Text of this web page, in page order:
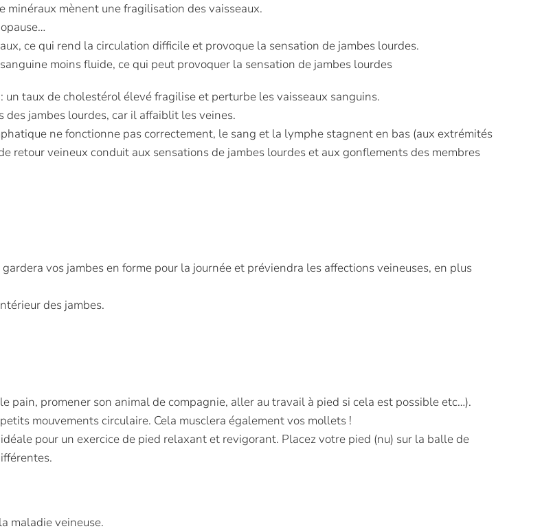
minéraux mènent une fragilisation des vaisseaux.
ce qui rend la circulation difficile et provoque la sensation de jambes lourdes.
moins fluide, ce qui peut provoquer la sensation de jambes lourdes
taux de cholestérol élevé fragilise et perturbe les vaisseaux sanguins.
jambes lourdes, car il affaiblit les veines.
ne fonctionne pas correctement, le sang et la lymphe stagnent en bas (aux extrémités
retour veineux conduit aux sensations de jambes lourdes et aux gonflements des membres
vos jambes en forme pour la journée et préviendra les affections veineuses, en plus
des jambes.
pain, promener son animal de compagnie, aller au travail à pied si cela est possible etc…).
mouvements circulaire. Cela musclera également vos mollets !
pour un exercice de pied relaxant et revigorant. Placez votre pied (nu) sur la balle de
maladie veineuse.